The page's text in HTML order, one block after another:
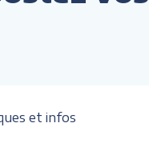
et infos